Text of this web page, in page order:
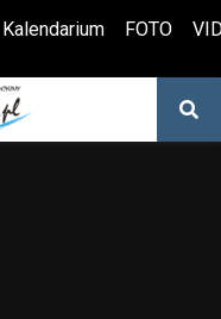
Kalendarium FOTO